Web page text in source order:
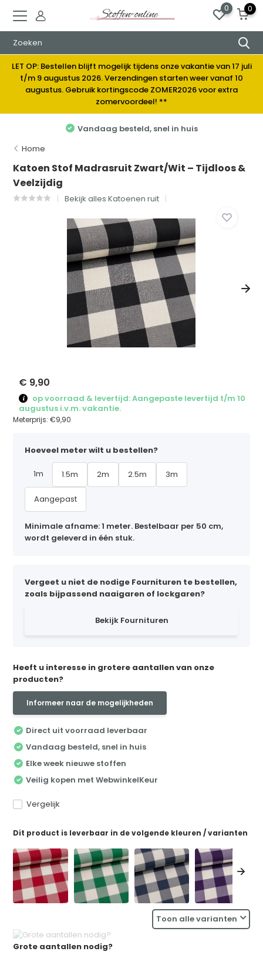
0 0
LET OP: Bestellen blijft mogelijk tijdens onze vakantie van 17 juli
t/m 9 augustus 2026. Verzendingen starten weer vanaf 10
augustus. Gebruik kortingscode ZOMER2026 voor extra
zomervoordeel! **
Elke week nieuwe stoffen
Home
Katoen Stof Madrasruit Zwart/Wit – Tijdloos &
Veelzijdig
Bekijk alles Katoenen ruit
€ 9,90
op voorraad & levertijd: Aangepaste levertijd t/m 10
augustus i.v.m. vakantie.
Meterprijs:€9,90
Hoeveel meter wilt u bestellen?
1m 1.5m 2m 2.5m 3m
Aangepast
Minimale afname: 1 meter. Bestelbaar per 50 cm,
wordt geleverd in één stuk.
Vergeet u niet de nodige Fournituren te bestellen,
zoals bijpassend naaigaren of lockgaren?
Bekijk Fournituren
Heeft u interesse in grotere aantallen van onze
producten?
Informeer naar de mogelijkheden
Direct uit voorraad leverbaar
Vandaag besteld, snel in huis
Elke week nieuwe stoffen
Veilig kopen met WebwinkelKeur
Vergelijk
Dit product is leverbaar in de volgende kleuren / varianten
Toon alle varianten
Grote aantallen nodig?